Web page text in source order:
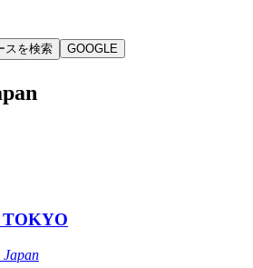
スを検索
GOOGLE
TOKYO
Japan